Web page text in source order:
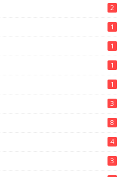
2
1
1
1
1
3
8
4
3